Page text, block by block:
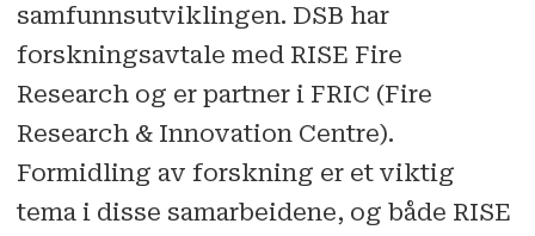
samfunnsutviklingen. DSB har
forskningsavtale med RISE Fire
Research og er partner i FRIC (Fire
Research & Innovation Centre).
Formidling av forskning er et viktig
tema i disse samarbeidene, og både RISE